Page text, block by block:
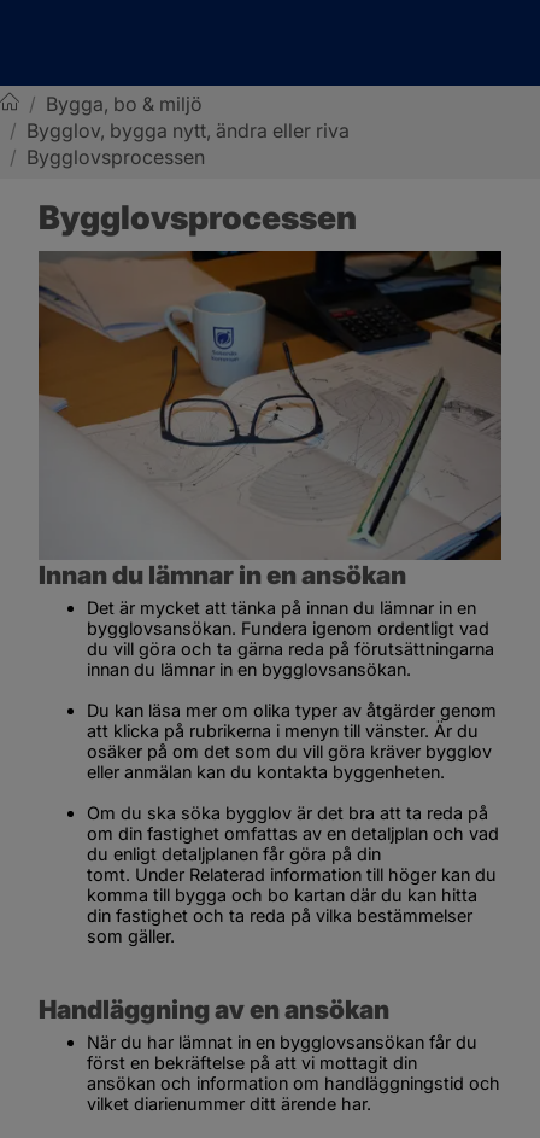
Sotenäs kommun
/ Bygga, bo & miljö
/ Bygglov, bygga nytt, ändra eller riva
/ Bygglovsprocessen
Bygglovsprocessen
Innan du lämnar in en ansökan
Det är mycket att tänka på innan du lämnar in en
bygglovsansökan. Fundera igenom ordentligt vad
du vill göra och ta gärna reda på förutsättningarna
innan du lämnar in en bygglovsansökan.
Du kan läsa mer om olika typer av åtgärder genom
att klicka på rubrikerna i menyn till vänster. Är du
osäker på om det som du vill göra kräver bygglov
eller anmälan kan du kontakta byggenheten.
Om du ska söka bygglov är det bra att ta reda på
om din fastighet omfattas av en detaljplan och vad
du enligt detaljplanen får göra på din
tomt. Under Relaterad information till höger kan du
komma till bygga och bo kartan där du kan hitta
din fastighet och ta reda på vilka bestämmelser
som gäller.
Handläggning av en ansökan
När du har lämnat in en bygglovsansökan får du
först en bekräftelse på att vi mottagit din
ansökan och information om handläggningstid och
vilket diarienummer ditt ärende har.